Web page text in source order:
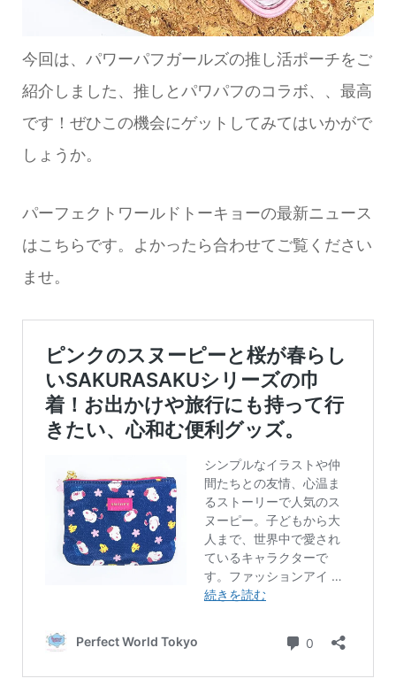
今回は、パワーパフガールズの推し活ポーチをご
紹介しました、推しとパワパフのコラボ、、最高
です！ぜひこの機会にゲットしてみてはいかがで
しょうか。
パーフェクトワールドトーキョーの最新ニュース
はこちらです。よかったら合わせてご覧ください
ませ。